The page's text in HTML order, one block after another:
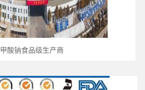
甲酸钠食品级生产商